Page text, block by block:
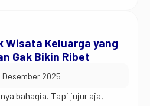
sendirian. Jadi begini… harga
bikin orang salah paham. Ada
Wisata Keluarga yang
Gak Bikin Ribet
Desember 2025
bahagia. Tapi jujur aja,